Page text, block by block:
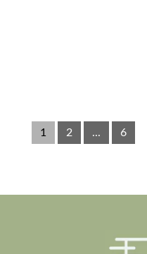
1 2 ... 6